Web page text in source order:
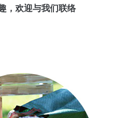
，欢迎与我们联络